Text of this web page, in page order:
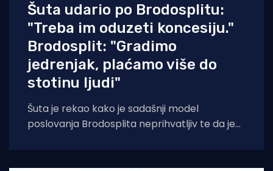
Šuta udario po Brodosplitu:
"Treba im oduzeti koncesiju."
Brodosplit: "Gradimo
jedrenjak, plaćamo više do
stotinu ljudi"
Šuta je rekao kako je sadašnji model
poslovanja Brodosplita neprihvatljiv te da je